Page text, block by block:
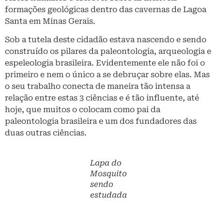
formações geológicas dentro das cavernas de Lagoa
Santa em Minas Gerais.
Sob a tutela deste cidadão estava nascendo e sendo
construído os pilares da paleontologia, arqueologia e
espeleologia brasileira. Evidentemente ele não foi o
primeiro e nem o único a se debruçar sobre elas. Mas
o seu trabalho conecta de maneira tão intensa a
relação entre estas 3 ciências e é tão influente, até
hoje, que muitos o colocam como pai da
paleontologia brasileira e um dos fundadores das
duas outras ciências.
Lapa do
Mosquito
sendo
estudada